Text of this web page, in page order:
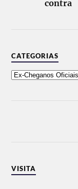
contra
CATEGORIAS
VISITA